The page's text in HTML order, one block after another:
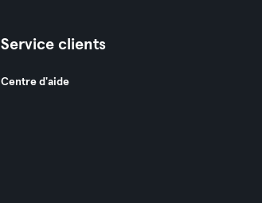
Service clients
Centre d'aide